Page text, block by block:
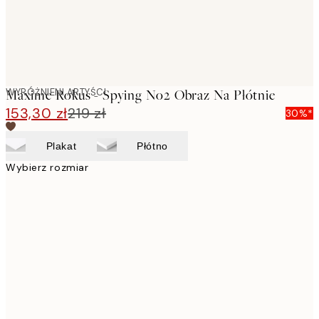
WYRÓŻNIENI ARTYŚCI
Maxime Rokus - Spying No2 Obraz Na Płótnie
153,30 zł219 zł 30%*
Plakat Płótno
Wybierz rozmiar